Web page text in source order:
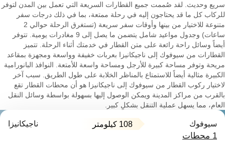
سريع وحديث. لقد صُممت جميع القطارات السريعة التي تعمل بين المدن لتوفر
للركاب كل ما قد يحتاجون إليه في رحلة ممتعة، بما في ذلك درجات سفر
متنوعة للاختيار من بينها وأوقات سفر سريعة (تستغرق الرحلة حوالي 2
ساعات) وجدول مواعيد شامل يتضمن ما يصل إلى 9 مغادرات يومية. تتوفر
أيضاً وسائل راحة رائعة على متن القطار في خدمتك أثناء الرحلة. تتميز
القطارات من سيوفوك إلى ناجيكانيزا بعربات خفيفة وواسعة ومجهزة بمقاعد
مريحة وتوفر مساحة كبيرة للأرجل ومساحة واسعة للأمتعة. النوافذ البانورامية
الكبيرة مثالية أيضاً للاستمتاع بالمناظر الخلابة على طول الطريق. سبب آخر
لاختيار ركوب القطار من سيوفوك إلى ناجيكانيزا هو أن محطات القطار تقع
بالقرب من مراكز المدينة ويمكن الوصول إليها بسهولة بواسطة وسائل النقل
العام، مما يسهل عملية التنقل بشكلٍ كبير.
سيوفوك 108 كيلومتر ناجيكانيزا
1 محطات